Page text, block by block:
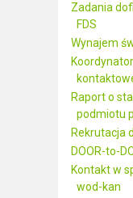
Zadania
FDS
Wynajem
Raport o
podmiotu
Rekrutacja
DOOR-to-
Kontakt w
wod-kan